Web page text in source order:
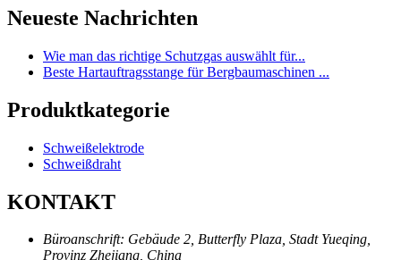
Neueste Nachrichten
Wie man das richtige Schutzgas auswählt für...
Beste Hartauftragsstange für Bergbaumaschinen ...
Produktkategorie
Schweißelektrode
Schweißdraht
KONTAKT
Büroanschrift: Gebäude 2, Butterfly Plaza, Stadt Yueqing,
Provinz Zhejiang, China